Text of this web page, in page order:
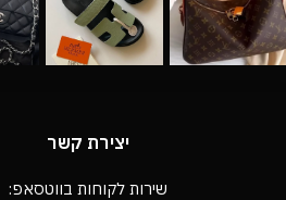
יצירת קשר
שירות לקוחות בווטסאפ: